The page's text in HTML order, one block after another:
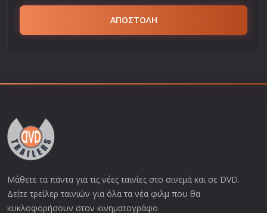
ΑΠΟΣΤΟΛΗ
Μάθετε τα πάντα για τις νέες ταινίες στο σινεμά και σε DVD.
Δείτε τρείλερ ταινιών για όλα τα νέα φιλμ που θα
κυκλοφορήσουν στον κινηματογράφο